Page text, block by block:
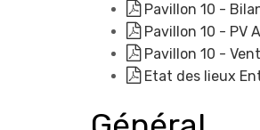
Pavillon 10 -
Pavillon 10 - PV
Pavillon 10 -
Etat des lieux